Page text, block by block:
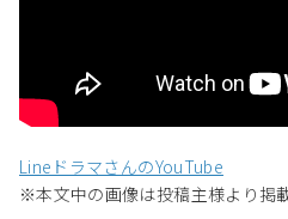
LineドラマさんのYouTube
※本文中の画像は投稿主様より掲